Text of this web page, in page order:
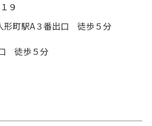
９
形町駅A３番出口 徒歩５分
徒歩５分